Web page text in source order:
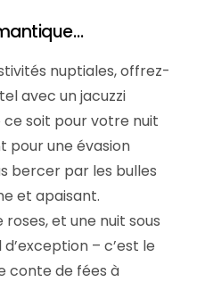
nuptiales, offrez-
avec un jacuzzi
ce soit pour votre nuit
pour une évasion
bercer par les bulles
et apaisant.
et une nuit sous
– c’est le
conte de fées à